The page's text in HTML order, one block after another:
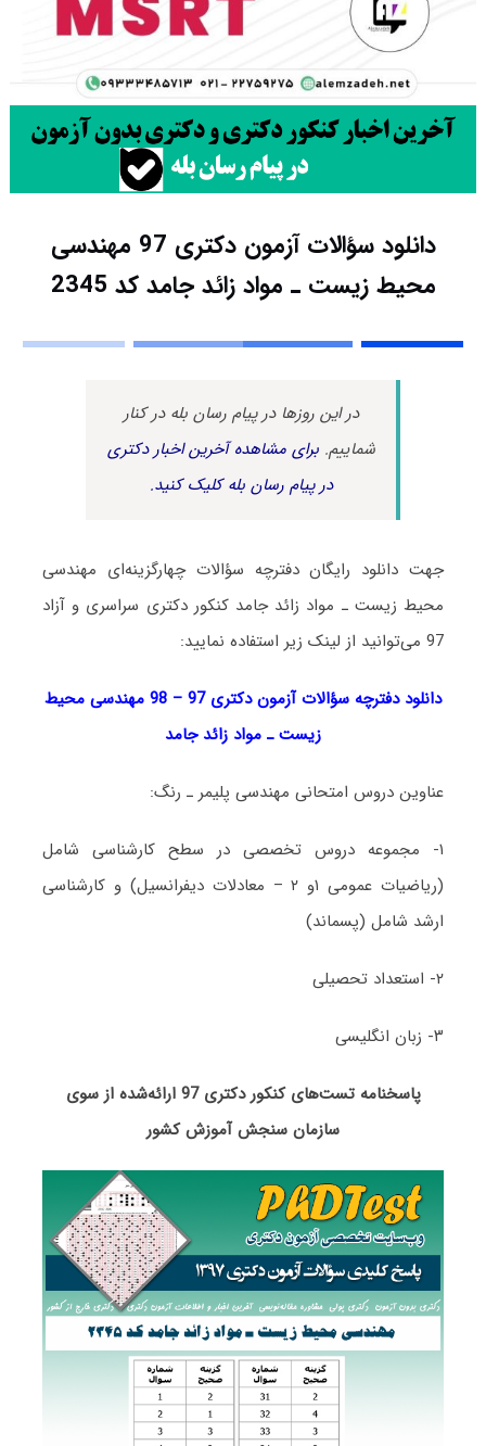
دانلود سؤالات آزمون دکتری 97 مهندسی
محیط زیست ـ مواد زائد جامد کد 2345
در این روزها در پیام رسان بله در کنار
شماییم.برای مشاهده آخرین اخبار دکتری
در پیام رسان بله کلیک کنید.
جهت دانلود رایگان دفترچه سؤالات چهارگزینه‌ای مهندسی
محیط زیست ـ مواد زائد جامد کنکور دکتری سراسری و آزاد
97 می‌توانید از لینک زیر استفاده نمایید:
دانلود دفترچه سؤالات آزمون دکتری 97 – 98 مهندسی محیط
زیست ـ مواد زائد جامد
عناوین دروس امتحانی مهندسی پلیمر ـ رنگ:
۱- مجموعه دروس تخصصی در سطح کارشناسی شامل
(ریاضیات عمومی ۱و ۲ – معادلات دیفرانسیل) و کارشناسی
ارشد شامل (‌پسماند)
۲- استعداد تحصیلی
۳- زبان انگلیسی
پاسخنامه تست‌های کنکور دکتری 97 ارائه‌شده از سوی
سازمان سنجش آموزش کشور